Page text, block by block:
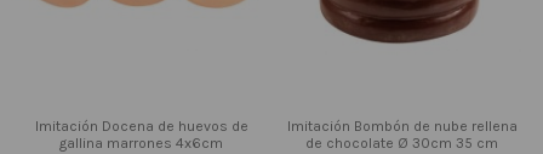
Imitación Docena de huevos de
gallina marrones 4x6cm
Imitación Bombón de nube rellena
de chocolate Ø 30cm 35 cm